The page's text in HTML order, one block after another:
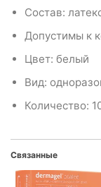
Состав:
Допустимы к
Цвет: белый
Вид:
Количество:
Связанные